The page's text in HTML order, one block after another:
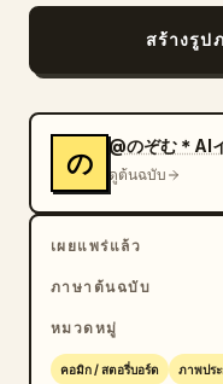
ตกแต่งด้วยดอกกุหลา
{"position":"ป้ายต
ん。夢の中で、星たち
き。","style":"ป้ายสี
รอบด้วยดอกกุหลาบ
ด้านซ้ายล่าง","text":"
ぞむという女の子が
いすき。夜になると
พร้อมตัวอักษรขึ้นต้น
บทตรงกลางด้านขวา
สร้างรูป
の
@のぞむ＊AI
ดูต้นฉบับ
เผยแพร่แล้ว
ภาษาต้นฉบับ
หมวดหมู่
คอมิก / สตอรี่บอร์ด ภาพปร